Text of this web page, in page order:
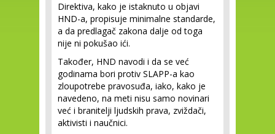
Direktiva, kako je istaknuto u objavi
HND-a, propisuje minimalne standarde,
a da predlagač zakona dalje od toga
nije ni pokušao ići.
Također, HND navodi i da se već
godinama bori protiv SLAPP-a kao
zloupotrebe pravosuđa, iako, kako je
navedeno, na meti nisu samo novinari
već i branitelji ljudskih prava, zviždači,
aktivisti i naučnici.